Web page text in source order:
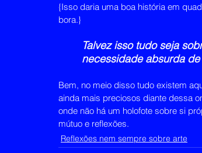
{Isso daria uma boa história em
bora.}
Talvez isso tudo seja
necessidade absurda
Bem, no meio disso tudo existem
ainda mais preciosos diante dessa
onde não há um holofote sobre si
mútuo e reflexões.
Reflexões nem sempre sobre arte